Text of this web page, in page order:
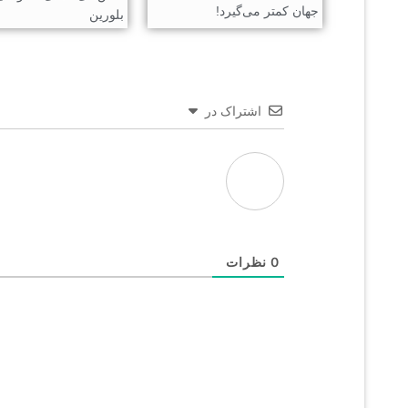
جهان کمتر می‌گیرد!
بلورین
اشتراک در
0 نظرات